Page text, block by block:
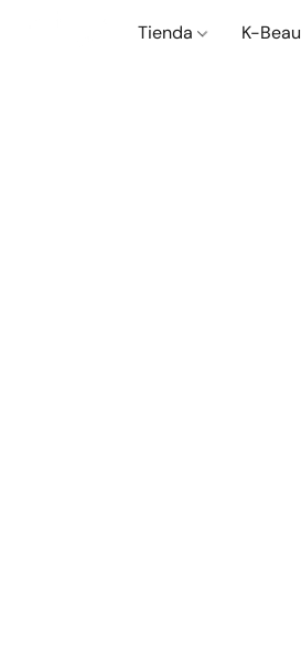
Tienda K-